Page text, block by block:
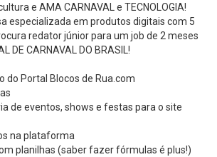
e AMA CARNAVAL e TECNOLOGIA!
especializada em produtos digitais com 5
redator júnior para um job de 2 meses
DE CARNAVAL DO BRASIL!
do Portal Blocos de Rua.com
de eventos, shows e festas para o site
na plataforma
planilhas (saber fazer fórmulas é plus!)